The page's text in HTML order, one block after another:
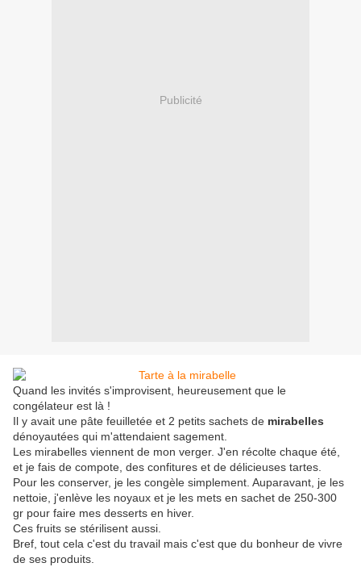
Publicité
Quand les invités s'improvisent, heureusement que le
congélateur est là !
Il y avait une pâte feuilletée et 2 petits sachets de mirabelles
dénoyautées qui m'attendaient sagement.
Les mirabelles viennent de mon verger. J'en récolte chaque été,
et je fais de compote, des confitures et de délicieuses tartes.
Pour les conserver, je les congèle simplement. Auparavant, je les
nettoie, j'enlève les noyaux et je les mets en sachet de 250-300
gr pour faire mes desserts en hiver.
Ces fruits se stérilisent aussi.
Bref, tout cela c'est du travail mais c'est que du bonheur de vivre
de ses produits.